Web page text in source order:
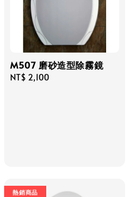
M507 磨砂造型除霧鏡
Regular
NT$ 2,100
熱銷商品